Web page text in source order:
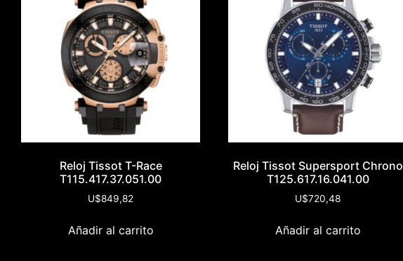
Reloj Tissot T-Race
T115.417.37.051.00
U$849,82
Añadir al carrito
Reloj Tissot Supersport Chrono
T125.617.16.041.00
U$720,48
Añadir al carrito